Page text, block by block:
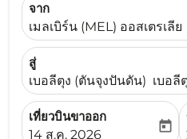
จาก
เมลเบิร์น (MEL) ออสเตรเลีย
สู่
เบอลีตุง (ตันจุงปันดัน) เบอลี
เที่ยวบินขาออก
fc-booking-departure-
14 ส.ค. 2026
today